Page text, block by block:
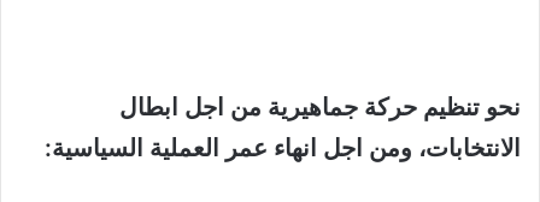
نحو تنظيم حركة جماهيرية من اجل ابطال
الانتخابات، ومن اجل انهاء عمر العملية السياسية: